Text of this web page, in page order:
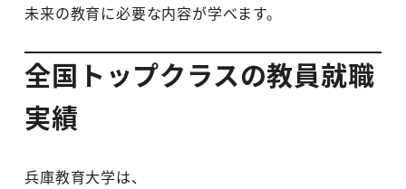
未来の教育に必要な内容が学べます。
全国トップクラスの教員就職
実績
兵庫教育大学は、